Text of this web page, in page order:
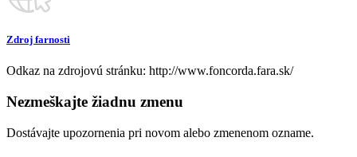
Na úmysel kňaza
11:00
Za požehnanie pre rodinu Novákovú
Zdroj farnosti
Odkaz na zdrojovú stránku: http://www.foncorda.fara.sk/
Nezmeškajte žiadnu zmenu
Dostávajte upozornenia pri novom alebo zmenenom ozname.